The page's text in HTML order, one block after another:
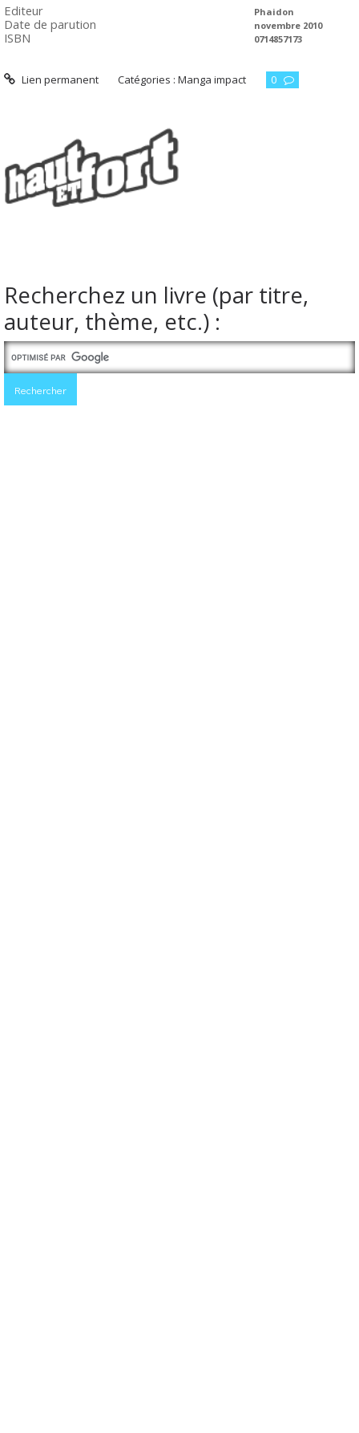
Editeur Phaidon
Date de parution novembre 2010
ISBN 0714857173
Lien permanent Catégories :Manga impact 0
Recherchez un livre (par titre,
auteur, thème, etc.) :